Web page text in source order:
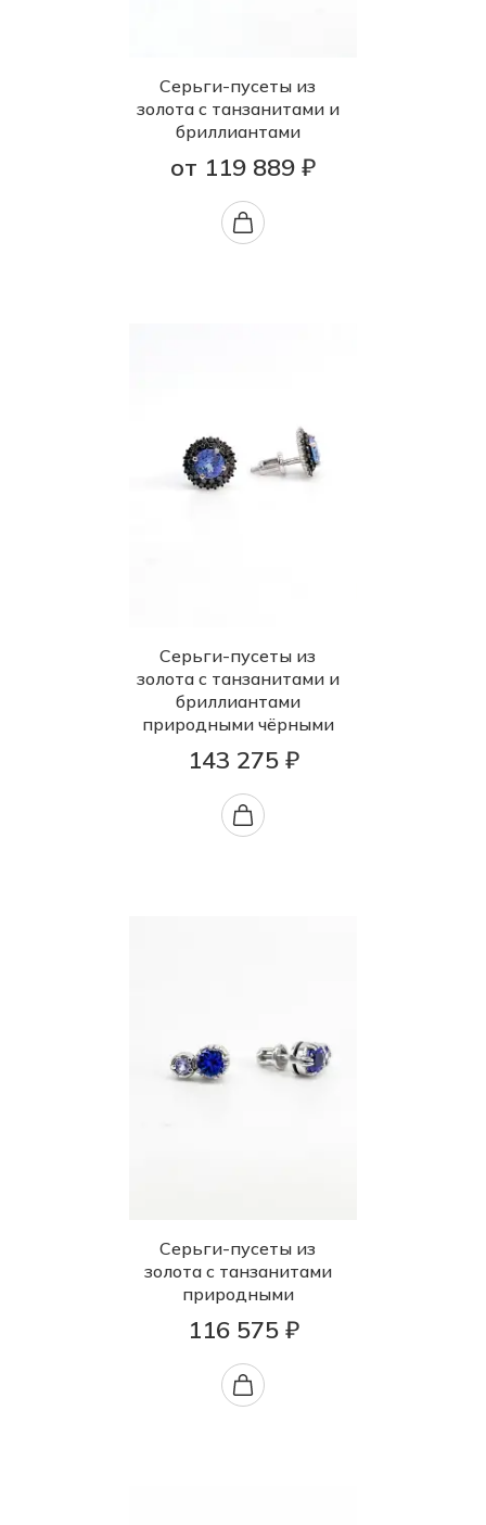
Серьги-пусеты из
золота с танзанитами и
бриллиантами
от 119 889 ₽
Серьги-пусеты из
золота с танзанитами и
бриллиантами
природными чёрными
143 275 ₽
Серьги-пусеты из
золота с танзанитами
природными
116 575 ₽